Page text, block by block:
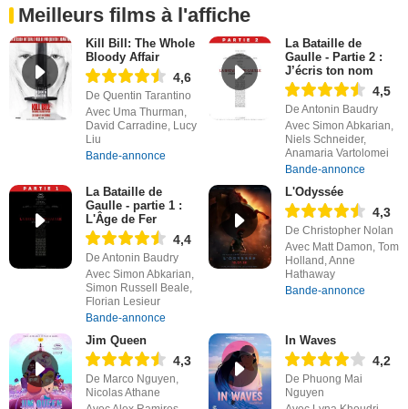
Meilleurs films à l'affiche
Kill Bill: The Whole
Bloody Affair
4,6
De Quentin Tarantino
Avec Uma Thurman,
David Carradine, Lucy
Liu
Bande-annonce
La Bataille de
Gaulle - Partie 2 :
J’écris ton nom
4,5
De Antonin Baudry
Avec Simon Abkarian,
Niels Schneider,
Anamaria Vartolomei
Bande-annonce
La Bataille de
Gaulle - partie 1 :
L'Âge de Fer
4,4
De Antonin Baudry
Avec Simon Abkarian,
Simon Russell Beale,
Florian Lesieur
Bande-annonce
L'Odyssée
4,3
De Christopher Nolan
Avec Matt Damon, Tom
Holland, Anne
Hathaway
Bande-annonce
Jim Queen
4,3
De Marco Nguyen,
Nicolas Athane
In Waves
4,2
De Phuong Mai
Nguyen